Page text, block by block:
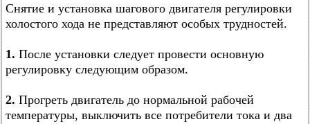
Снятие и установка шагового двигателя регулировки
холостого хода не представляют особых трудностей.
1. После установки следует провести основную
регулировку следующим образом.
2. Прогреть двигатель до нормальной рабочей
температуры, выключить все потребители тока и два